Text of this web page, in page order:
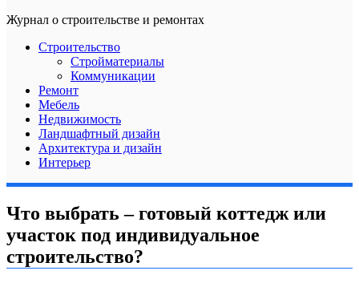
Журнал о строительстве и ремонтах
Строительство
Стройматериалы
Коммуникации
Ремонт
Мебель
Недвижимость
Ландшафтный дизайн
Архитектура и дизайн
Интерьер
Что выбрать – готовый коттедж или
участок под индивидуальное
строительство?